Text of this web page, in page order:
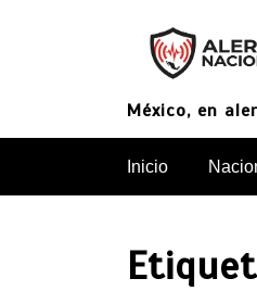
México, en
Inicio